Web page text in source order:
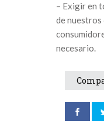
– Exigir en
de nuestros
necesario.